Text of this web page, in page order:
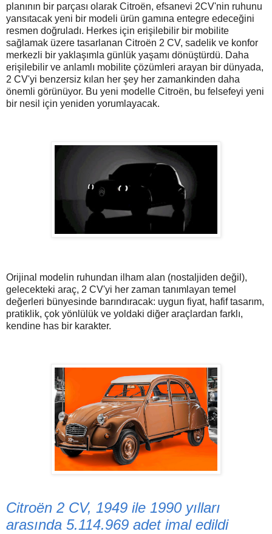
planının bir parçası olarak Citroën, efsanevi 2CV'nin ruhunu
yansıtacak yeni bir modeli ürün gamına entegre edeceğini
resmen doğruladı. Herkes için erişilebilir bir mobilite
sağlamak üzere tasarlanan Citroën 2 CV, sadelik ve konfor
merkezli bir yaklaşımla günlük yaşamı dönüştürdü. Daha
erişilebilir ve anlamlı mobilite çözümleri arayan bir dünyada,
2 CV'yi benzersiz kılan her şey her zamankinden daha
önemli görünüyor. Bu yeni modelle Citroën, bu felsefeyi yeni
bir nesil için yeniden yorumlayacak.
Orijinal modelin ruhundan ilham alan (nostaljiden değil),
gelecekteki araç, 2 CV'yi her zaman tanımlayan temel
değerleri bünyesinde barındıracak: uygun fiyat, hafif tasarım,
pratiklik, çok yönlülük ve yoldaki diğer araçlardan farklı,
kendine has bir karakter.
Citroën 2 CV, 1949 ile 1990 yılları
arasında 5.114.969 adet imal edildi